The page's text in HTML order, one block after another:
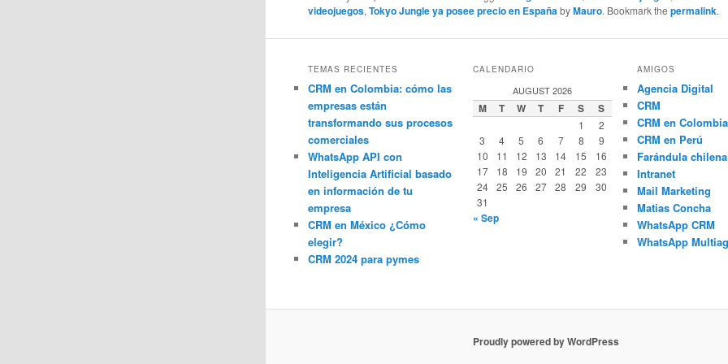
videojuegos,Tokyo Jungle ya posee precio en EspañabyMauro. Bookmark thepermalink.
TEMAS RECIENTES
CRM en Colombia: cómo las
empresas están
transformando sus procesos
comerciales
WhatsApp API con
Inteligencia Artificial basado
en información de tu
empresa
CRM en México ¿Cómo
elegir?
CRM 2024 para pymes
CALENDARIO
AUGUST 2026
M T W T F S S
1
2
3
4 5 6 7 8
9
10
11 12 13 14 15
16
17
18 19 20 21 22
23
24
25 26 27 28 29
30
31
« Sep
AMIGOS
Agencia Digital
CRM
CRM en Colombia
CRM en Perú
Farándula chilena
Intranet
Mail Marketing
Matias Concha
WhatsApp CRM
WhatsApp
Proudly powered by WordPress